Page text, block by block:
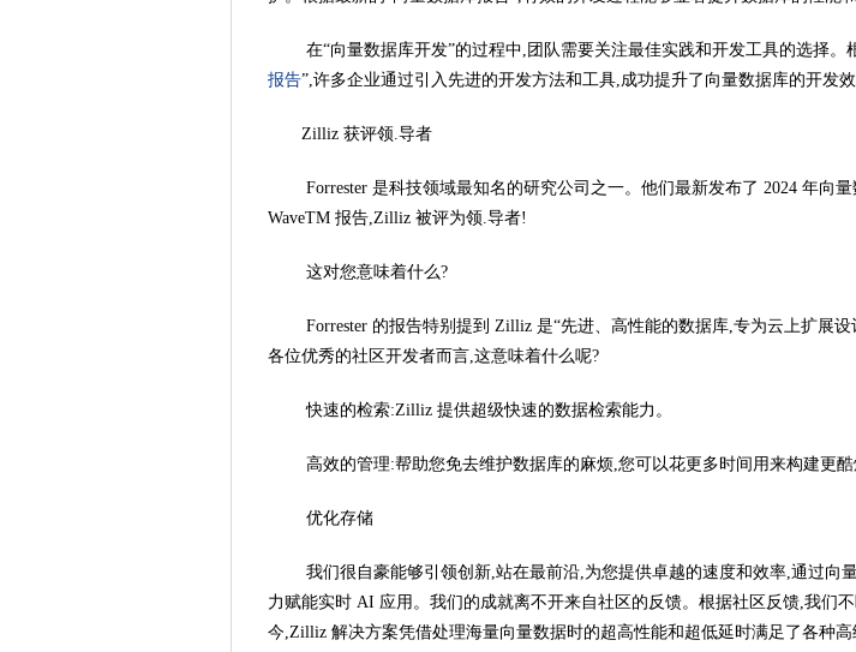
在“向量数据库开发”的过程中,团队需要关注最佳实践和开发工具的选择。
报告”,许多企业通过引入先进的开发方法和工具,成功提升了向量数据库的开发效
Zilliz 获评领.导者
Forrester 是科技领域最知名的研究公司之一。他们最新发布了 2024 年向
WaveTM 报告,Zilliz 被评为领.导者!
这对您意味着什么?
Forrester 的报告特别提到 Zilliz 是“先进、高性能的数据库,专为云上扩展设
各位优秀的社区开发者而言,这意味着什么呢?
快速的检索:Zilliz 提供超级快速的数据检索能力。
高效的管理:帮助您免去维护数据库的麻烦,您可以花更多时间用来构建更酷
优化存储
我们很自豪能够引领创新,站在最前沿,为您提供卓越的速度和效率,通过向
力赋能实时 AI 应用。我们的成就离不开来自社区的反馈。根据社区反馈,我们
今,Zilliz 解决方案凭借处理海量向量数据时的超高性能和超低延时满足了各种